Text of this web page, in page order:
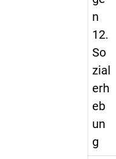
n
12.
So
zial
erh
eb
un
g